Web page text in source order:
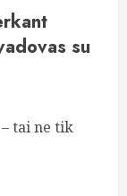
su
tai ne tik